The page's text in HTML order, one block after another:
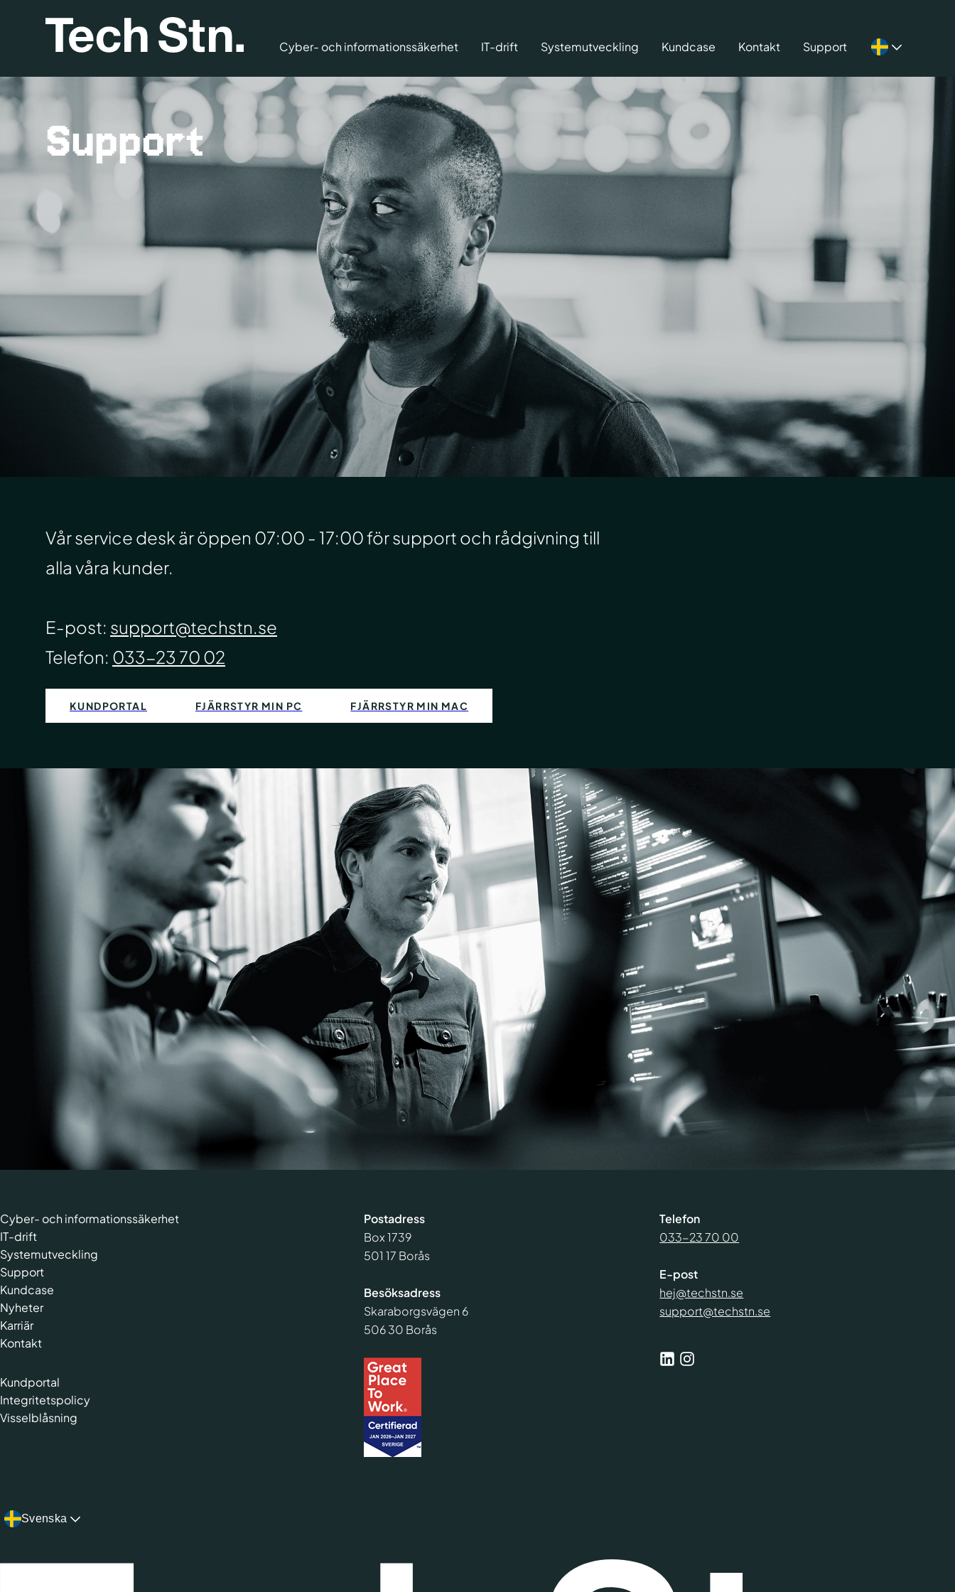
Cyber- och informationssäkerhet IT-drift Systemutveckling Kundcase Kontakt Support
Support
Vår service desk är öppen 07:00 - 17:00 för support och rådgivning till
alla våra kunder.
E-post: support@techstn.se
Telefon: 033-23 70 02
KUNDPORTAL FJÄRRSTYR MIN PC FJÄRRSTYR MIN MAC
Cyber- och informationssäkerhet
IT-drift
Systemutveckling
Support
Kundcase
Nyheter
Karriär
Kontakt
Kundportal
Integritetspolicy
Visselblåsning
Postadress
Box 1739
501 17 Borås
Besöksadress
Skaraborgsvägen 6
506 30 Borås
Telefon
033-23 70 00
E-post
hej@techstn.se
support@techstn.se
Svenska